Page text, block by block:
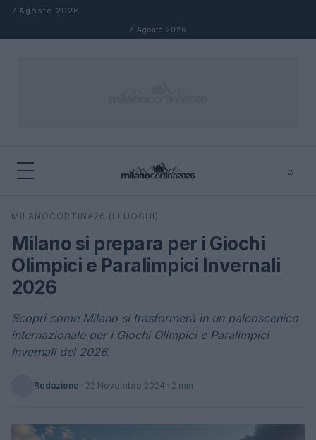
Salta al contenuto
7 Agosto 2026
7 Agosto 2026
⌕
Cerca
MILANOCORTINA26 (I LUOGHI)
Milano si prepara per i Giochi
Olimpici e Paralimpici Invernali
2026
Scopri come Milano si trasformerà in un palcoscenico
internazionale per i Giochi Olimpici e Paralimpici
Invernali del 2026.
Redazione · 22 Novembre 2024 · 2 min